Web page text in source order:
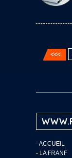
-ACCUEIL
- LA FRANF